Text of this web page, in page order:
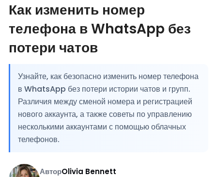
Как изменить номер
телефона в WhatsApp без
потери чатов
Узнайте, как безопасно изменить номер телефона
в WhatsApp без потери истории чатов и групп.
Различия между сменой номера и регистрацией
нового аккаунта, а также советы по управлению
несколькими аккаунтами с помощью облачных
телефонов.
АвторOlivia Bennett